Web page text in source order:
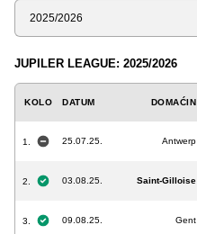
Sezona
JUPILER LEAGUE: 2025/2026
KOLO DATUM DOMAĆIN
1. 25.07.25. Antwerp
2. 03.08.25. Saint-Gilloise
3. 09.08.25. Gent